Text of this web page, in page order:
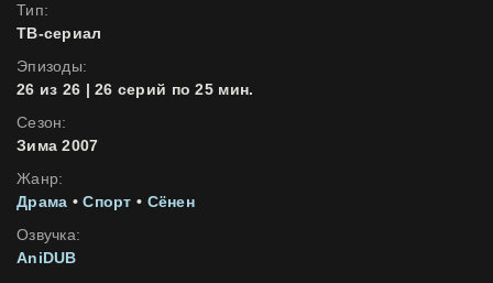
Тип:
ТВ-сериал
Эпизоды:
26 из 26 | 26 серий по 25 мин.
Сезон:
Зима 2007
Жанр:
Драма •Спорт • Сёнен
Озвучка:
AniDUB